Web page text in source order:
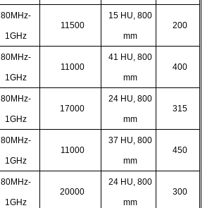
80MHz-
1GHz
11500
15 HU, 800
mm
200
80MHz-
1GHz
11000
41 HU, 800
mm
400
80MHz-
1GHz
17000
24 HU, 800
mm
315
80MHz-
1GHz
11000
37 HU, 800
mm
450
80MHz-
1GHz
20000
24 HU, 800
mm
300